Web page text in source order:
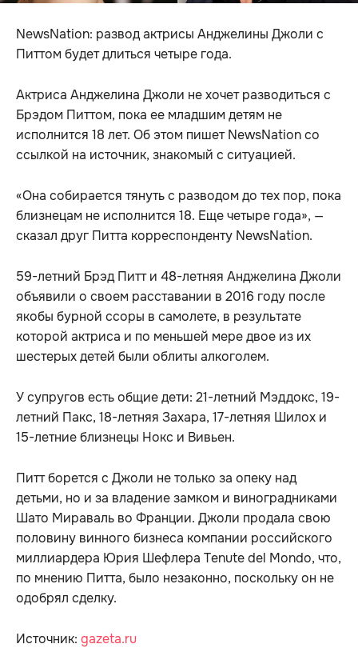
NewsNation: развод актрисы Анджелины Джоли с
Питтом будет длиться четыре года.
Актриса Анджелина Джоли не хочет разводиться с
Брэдом Питтом, пока ее младшим детям не
исполнится 18 лет. Об этом пишет NewsNation со
ссылкой на источник, знакомый с ситуацией.
«Она собирается тянуть с разводом до тех пор, пока
близнецам не исполнится 18. Еще четыре года», —
сказал друг Питта корреспонденту NewsNation.
59-летний Брэд Питт и 48-летняя Анджелина Джоли
объявили о своем расставании в 2016 году после
якобы бурной ссоры в самолете, в результате
которой актриса и по меньшей мере двое из их
шестерых детей были облиты алкоголем.
У супругов есть общие дети: 21-летний Мэддокс, 19-
летний Пакс, 18-летняя Захара, 17-летняя Шилох и
15-летние близнецы Нокс и Вивьен.
Питт борется с Джоли не только за опеку над
детьми, но и за владение замком и виноградниками
Шато Мираваль во Франции. Джоли продала свою
половину винного бизнеса компании российского
миллиардера Юрия Шефлера Tenute del Mondo, что,
по мнению Питта, было незаконно, поскольку он не
одобрял сделку.
Источник: gazeta.ru